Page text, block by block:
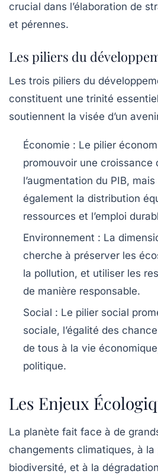
crucial dans l’élaboration de
et pérennes.
Les piliers du
Les trois piliers du
constituent une trinité
soutiennent la visée d’un
Économie : Le pilier
promouvoir une croissance
l’augmentation du PIB,
également la distribution
ressources et l’emploi
Environnement : La
cherche à préserver les
la pollution, et utiliser les
de manière responsable.
Social : Le pilier social
sociale, l’égalité des
de tous à la vie
politique.
Les Enjeux
La planète fait face à de
changements climatiques, à la
biodiversité, et à la